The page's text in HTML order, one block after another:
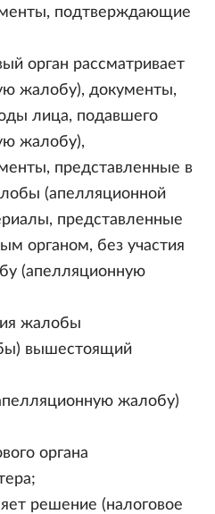
подтверждающие
орган рассматривает
жалобу), документы,
лица, подавшего
жалобу),
представленные в
(апелляционной
представленные
органом, без участия
(апелляционную
жалобы
вышестоящий
жалобу)
органа
решение (налоговое